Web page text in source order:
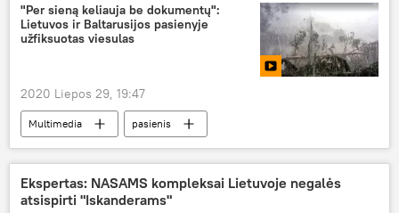
"Per sieną keliauja be dokumentų":
Lietuvos ir Baltarusijos pasienyje
užfiksuotas viesulas
2020 Liepos 29, 19:47
Multimedia
pasienis
Valstybės sienos apsaugos tarnyba (VSAT)
vėjas
orai
Ekspertas: NASAMS kompleksai Lietuvoje negalės
atsispirti "Iskanderams"